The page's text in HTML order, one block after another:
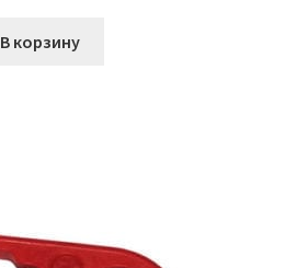
В корзину